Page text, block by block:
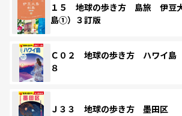
１５ 地球の歩き方 島旅 伊豆
島①）３訂版
Ｃ０２ 地球の歩き方 ハワイ島
８
Ｊ３３ 地球の歩き方 墨田区